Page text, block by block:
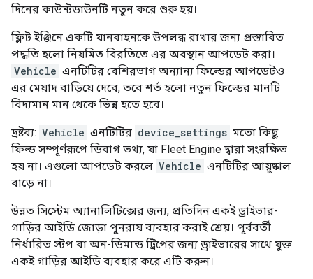
দিনের কাউন্টডাউনটি নতুন করে শুরু হয়।
ফ্লিট ইঞ্জিনে একটি যানবাহনকে উপলব্ধ রাখার জন্য প্রস্তাবিত
পদ্ধতি হলো নিয়মিত বিরতিতে এর অবস্থান আপডেট করা।
Vehicle এনটিটির বেশিরভাগ অন্যান্য ফিল্ডের আপডেটও
এর মেয়াদ বাড়িয়ে দেবে, তবে শর্ত হলো নতুন ফিল্ডের মানটি
বিদ্যমান মান থেকে ভিন্ন হতে হবে।
দ্রষ্টব্য: Vehicle এনটিটির device_settings মতো কিছু
ফিল্ড সম্পূর্ণরূপে ডিবাগ তথ্য, যা Fleet Engine দ্বারা সংরক্ষিত
হয় না। এগুলো আপডেট করলে Vehicle এনটিটির আয়ুষ্কাল
বাড়ে না।
উন্নত সিস্টেম অ্যানালিটিক্সের জন্য, প্রতিদিন একই ড্রাইভার-
গাড়ির আইডি জোড়া পুনরায় ব্যবহার করাই শ্রেয়। পূর্ববর্তী
নির্ধারিত স্টপ বা অন-ডিমান্ড ট্রিপের জন্য ড্রাইভারের সাথে যুক্ত
একই গাড়ির আইডি ব্যবহার করে এটি করুন।